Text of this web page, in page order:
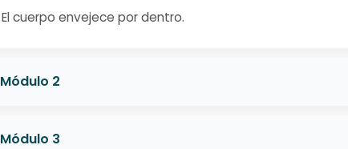
El cuerpo envejece por dentro.
Módulo 2
Módulo 3